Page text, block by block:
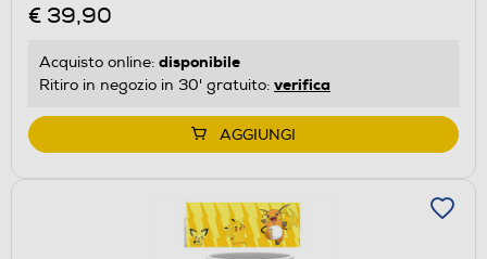
€ 39,90
Acquisto online: disponibile
Ritiro in negozio in 30' gratuito: verifica
AGGIUNGI